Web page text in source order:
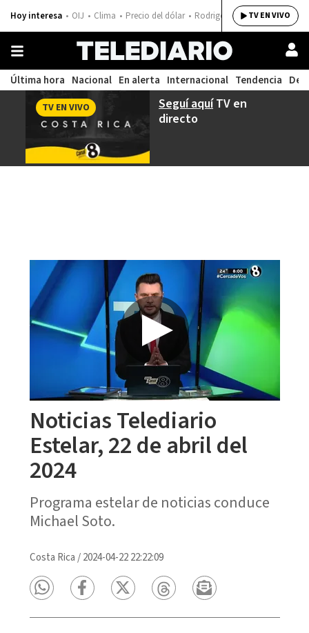
Hoy interesa OIJ Clima Precio del dólar Rodrigo ChavesTV EN VIVO
Última hora Nacional En alerta Internacional Tendencia
Seguí aquíTV en
directo
TV EN VIVO
Noticias Telediario
Estelar, 22 de abril del
2024
Programa estelar de noticias conduce
Michael Soto.
Costa Rica /2024-04-22 22:22:09